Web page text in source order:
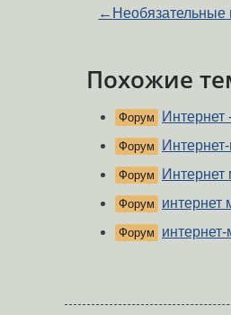
←
Похожие
Форум Интернет
Форум
Форум Интернет
Форум интернет
Форум интернет-